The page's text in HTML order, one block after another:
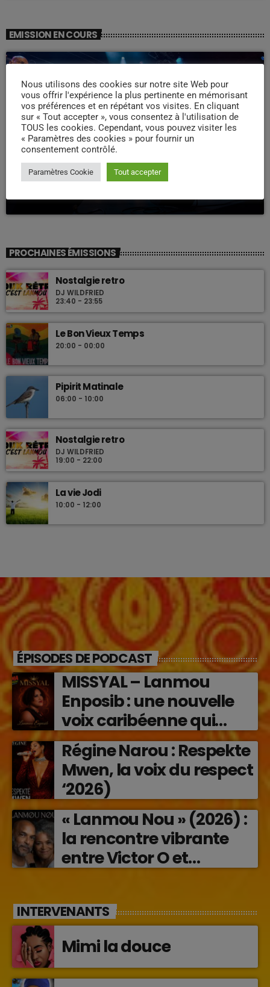
EMISSION EN COURS
Week end Compas Familly
PROCHAINES ÉMISSIONS
Nostalgie retro
DJ WILDFRIED
23:40 - 23:55
Le Bon Vieux Temps
20:00 - 00:00
Pipirit Matinale
06:00 - 10:00
Nostalgie retro
DJ WILDFRIED
19:00 - 22:00
La vie Jodi
10:00 - 12:00
ÉPISODES DE PODCAST
MISSYAL – Lanmou
Enposib : une nouvelle
voix caribéenne qui
transforme les émotions
en musique (2026)
Régine Narou : Respekte
Mwen, la voix du respect
‘2026)
« Lanmou Nou » (2026) :
la rencontre vibrante
entre Victor O et
INTERVENANTS
Mimi la douce
Nous utilisons des cookies sur notre site Web pour
vous offrir l'expérience la plus pertinente en mémorisant
vos préférences et en répétant vos visites. En cliquant
sur « Tout accepter », vous consentez à l'utilisation de
TOUS les cookies. Cependant, vous pouvez visiter les
« Paramètres des cookies » pour fournir un
consentement contrôlé.
Paramètres Cookie Tout accepter